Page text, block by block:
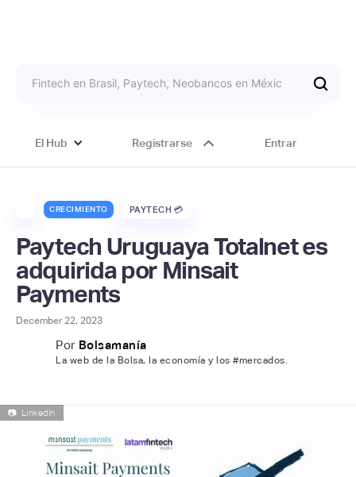
El Hub Registrarse Entrar
CRECIMIENTO PAYTECH 💳
Paytech Uruguaya Totalnet es
adquirida por Minsait
Payments
December 22, 2023
Por Bolsamanía
La web de la Bolsa, la economía y los #mercados.
📷 LinkedIn